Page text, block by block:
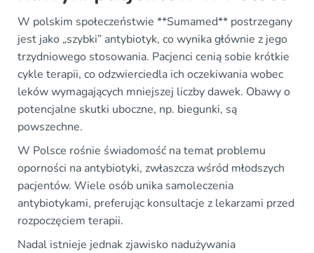
W polskim społeczeństwie **Sumamed** postrzegany
jest jako „szybki” antybiotyk, co wynika głównie z jego
trzydniowego stosowania. Pacjenci cenią sobie krótkie
cykle terapii, co odzwierciedla ich oczekiwania wobec
leków wymagających mniejszej liczby dawek. Obawy o
potencjalne skutki uboczne, np. biegunki, są
powszechne.
W Polsce rośnie świadomość na temat problemu
oporności na antybiotyki, zwłaszcza wśród młodszych
pacjentów. Wiele osób unika samoleczenia
antybiotykami, preferując konsultacje z lekarzami przed
rozpoczęciem terapii.
Nadal istnieje jednak zjawisko nadużywania